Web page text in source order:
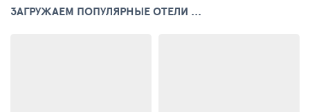
ЗАГРУЖАЕМ ПОПУЛЯРНЫЕ ОТЕЛИ ...